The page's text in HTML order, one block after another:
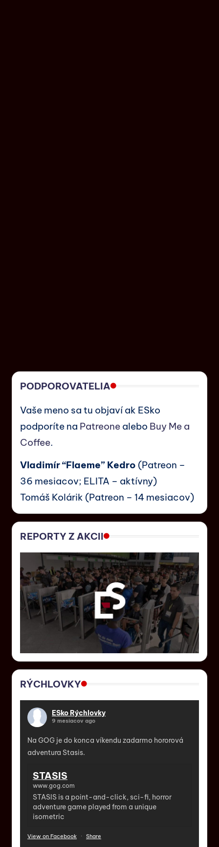
PODPOROVATELIA
Vaše meno sa tu objaví ak ESko
podporíte na Patreone alebo Buy Me a
Coffee.
Vladimír “Flaeme” Kedro (Patreon –
36 mesiacov; ELITA – aktívny)
Tomáš Kolárik (Patreon – 14 mesiacov)
REPORTY Z AKCII
RÝCHLOVKY
ESko Rýchlovky
9 mesiacov ago
Na GOG je do konca víkendu zadarmo hororová
adventura Stasis.
STASIS
www.gog.com
STASIS is a point-and-click, sci-fi, horror
adventure game played from a unique
isometric
View on Facebook · Share